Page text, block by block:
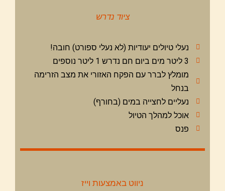
ציוד נדרש
נעלי טיולים יעודיות (לא נעלי ספורט) חובה!
3 ליטר מים ביום חם נדרש 1 ליטר נוספים
מומלץ לברר עם הפקח האזורי את מצב הזרימה
בנחל
נעליים לחצייה במים (בחורף)
אוכל למהלך הטיול
פנס
ניווט באמצעות וייז